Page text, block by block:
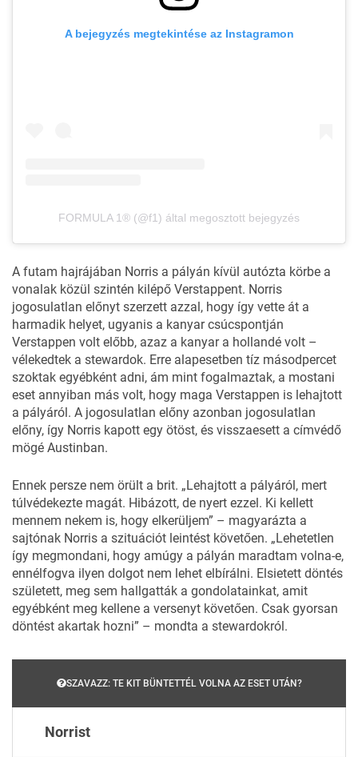
A bejegyzés megtekintése az Instagramon
FORMULA 1® (@f1) által megosztott bejegyzés
A futam hajrájában Norris a pályán kívül autózta körbe a
vonalak közül szintén kilépő Verstappent. Norris
jogosulatlan előnyt szerzett azzal, hogy így vette át a
harmadik helyet, ugyanis a kanyar csúcspontján
Verstappen volt előbb, azaz a kanyar a hollandé volt –
vélekedtek a stewardok. Erre alapesetben tíz másodpercet
szoktak egyébként adni, ám mint fogalmaztak, a mostani
eset annyiban más volt, hogy maga Verstappen is lehajtott
a pályáról. A jogosulatlan előny azonban jogosulatlan
előny, így Norris kapott egy ötöst, és visszaesett a címvédő
mögé Austinban.
Ennek persze nem örült a brit. „Lehajtott a pályáról, mert
túlvédekezte magát. Hibázott, de nyert ezzel. Ki kellett
mennem nekem is, hogy elkerüljem” – magyarázta a
sajtónak Norris a szituációt leintést követően. „Lehetetlen
így megmondani, hogy amúgy a pályán maradtam volna-e,
ennélfogva ilyen dolgot nem lehet elbírálni. Elsietett döntés
született, meg sem hallgatták a gondolatainkat, amit
egyébként meg kellene a versenyt követően. Csak gyorsan
döntést akartak hozni” – mondta a stewardokról.
SZAVAZZ: TE KIT BÜNTETTÉL VOLNA AZ ESET UTÁN?
Norrist